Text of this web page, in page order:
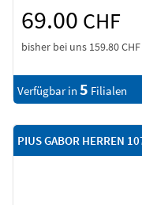
69.00 CHF
bisher bei uns 159.80 CHF
Verfügbar in 5 Filialen
PIUS GABOR HERREN